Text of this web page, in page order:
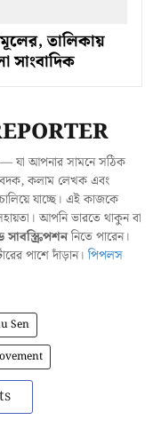
তালিকায়
সাংবাদিক
— যা আপনার সামনে সঠিক
কলাম লেখক এবং
যাচ্ছে। এই কাজকে
আপনি ভারতে থাকুন বা
সাবস্ক্রিপশননিতে পারেন।
পাশে দাঁড়ান।পিপলস
Sen